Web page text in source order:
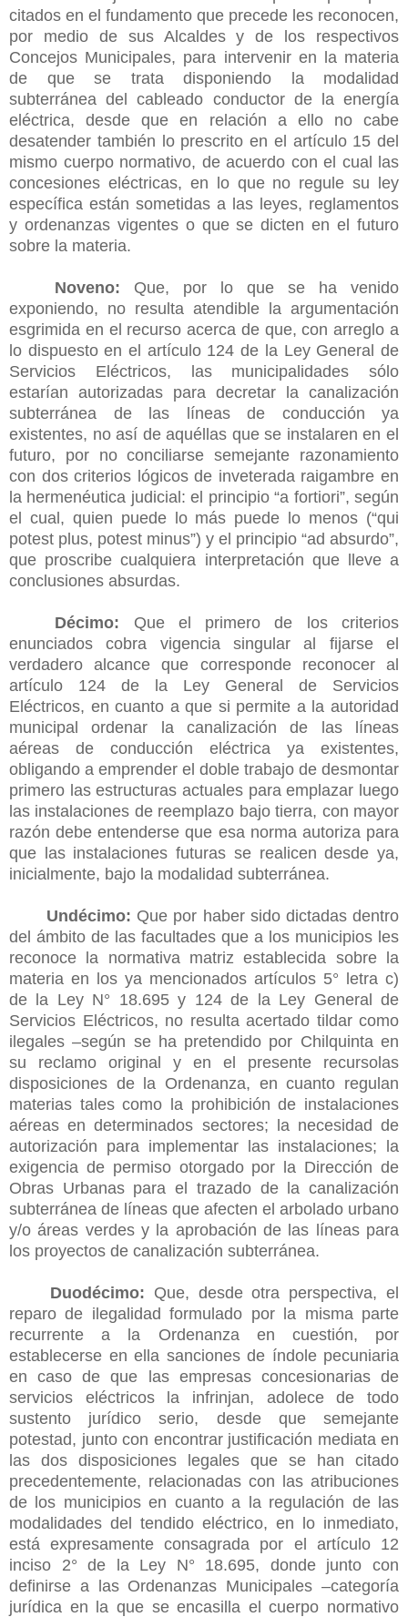
citados en el fundamento que precede les reconocen,
por medio de sus Alcaldes y de los respectivos
Concejos Municipales, para intervenir en la materia
de que se trata disponiendo la modalidad
subterránea del cableado conductor de la energía
eléctrica, desde que en relación a ello no cabe
desatender también lo prescrito en el artículo 15 del
mismo cuerpo normativo, de acuerdo con el cual las
concesiones eléctricas, en lo que no regule su ley
específica están sometidas a las leyes, reglamentos
y ordenanzas vigentes o que se dicten en el futuro
sobre la materia.
Noveno: Que, por lo que se ha venido
exponiendo, no resulta atendible la argumentación
esgrimida en el recurso acerca de que, con arreglo a
lo dispuesto en el artículo 124 de la Ley General de
Servicios Eléctricos, las municipalidades sólo
estarían autorizadas para decretar la canalización
subterránea de las líneas de conducción ya
existentes, no así de aquéllas que se instalaren en el
futuro, por no conciliarse semejante razonamiento
con dos criterios lógicos de inveterada raigambre en
la hermenéutica judicial: el principio “a fortiori”, según
el cual, quien puede lo más puede lo menos (“qui
potest plus, potest minus”) y el principio “ad absurdo”,
que proscribe cualquiera interpretación que lleve a
conclusiones absurdas.
Décimo: Que el primero de los criterios
enunciados cobra vigencia singular al fijarse el
verdadero alcance que corresponde reconocer al
artículo 124 de la Ley General de Servicios
Eléctricos, en cuanto a que si permite a la autoridad
municipal ordenar la canalización de las líneas
aéreas de conducción eléctrica ya existentes,
obligando a emprender el doble trabajo de desmontar
primero las estructuras actuales para emplazar luego
las instalaciones de reemplazo bajo tierra, con mayor
razón debe entenderse que esa norma autoriza para
que las instalaciones futuras se realicen desde ya,
inicialmente, bajo la modalidad subterránea.
Undécimo: Que por haber sido dictadas dentro
del ámbito de las facultades que a los municipios les
reconoce la normativa matriz establecida sobre la
materia en los ya mencionados artículos 5° letra c)
de la Ley N° 18.695 y 124 de la Ley General de
Servicios Eléctricos, no resulta acertado tildar como
ilegales –según se ha pretendido por Chilquinta en
su reclamo original y en el presente recursolas
disposiciones de la Ordenanza, en cuanto regulan
materias tales como la prohibición de instalaciones
aéreas en determinados sectores; la necesidad de
autorización para implementar las instalaciones; la
exigencia de permiso otorgado por la Dirección de
Obras Urbanas para el trazado de la canalización
subterránea de líneas que afecten el arbolado urbano
y/o áreas verdes y la aprobación de las líneas para
los proyectos de canalización subterránea.
Duodécimo: Que, desde otra perspectiva, el
reparo de ilegalidad formulado por la misma parte
recurrente a la Ordenanza en cuestión, por
establecerse en ella sanciones de índole pecuniaria
en caso de que las empresas concesionarias de
servicios eléctricos la infrinjan, adolece de todo
sustento jurídico serio, desde que semejante
potestad, junto con encontrar justificación mediata en
las dos disposiciones legales que se han citado
precedentemente, relacionadas con las atribuciones
de los municipios en cuanto a la regulación de las
modalidades del tendido eléctrico, en lo inmediato,
está expresamente consagrada por el artículo 12
inciso 2° de la Ley N° 18.695, donde junto con
definirse a las Ordenanzas Municipales –categoría
jurídica en la que se encasilla el cuerpo normativo